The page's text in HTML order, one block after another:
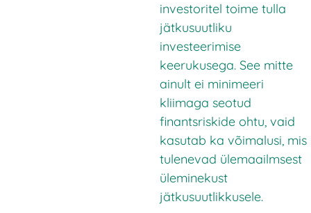
investoritel toime tulla
jätkusuutliku
investeerimise
keerukusega. See mitte
ainult ei minimeeri
kliimaga seotud
finantsriskide ohtu, vaid
kasutab ka võimalusi, mis
tulenevad ülemaailmsest
üleminekust
jätkusuutlikkusele.